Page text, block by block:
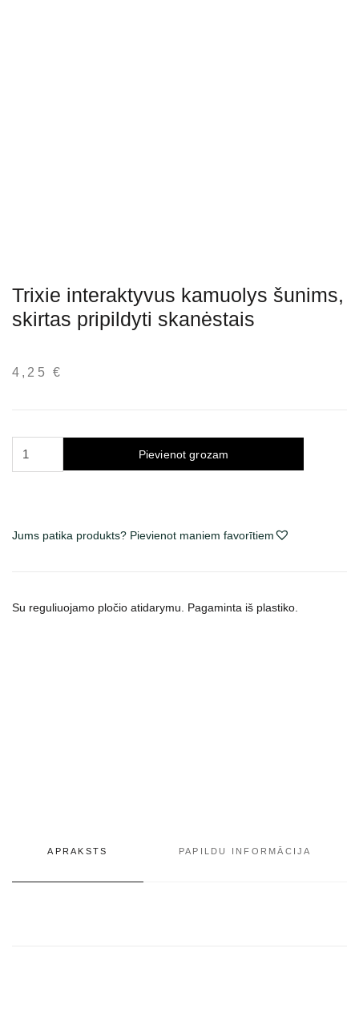
Trixie interaktyvus kamuolys šunims,
skirtas pripildyti skanėstais
4,25 €
pripildyti
Pievienot grozam
Jums patika produkts? Pievienot maniem favorītiem
Su reguliuojamo pločio atidarymu. Pagaminta iš plastiko.
APRAKSTS PAPILDU INFORMĀCIJA